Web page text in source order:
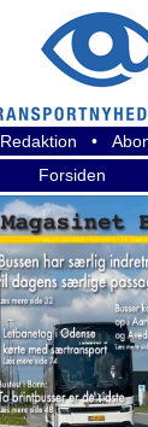
Redaktion •
Forsiden